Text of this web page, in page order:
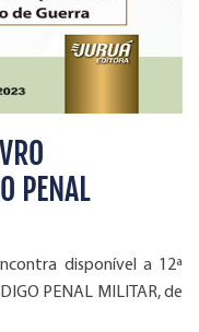
PENAL
disponível a 12ª
PENAL MILITAR, de